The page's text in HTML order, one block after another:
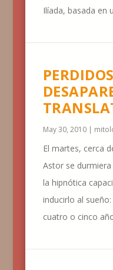
Ilíada, basada en
May 30, 2010|
El martes, cerca
Astor se
la hipnótica
inducirlo al
cuatro o cinco